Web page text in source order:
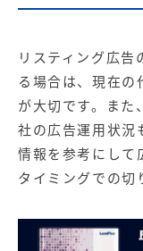
リスティング広
る場合は、現在の
が大切です。また
社の広告運用状況
情報を参考にして
タイミングでの切